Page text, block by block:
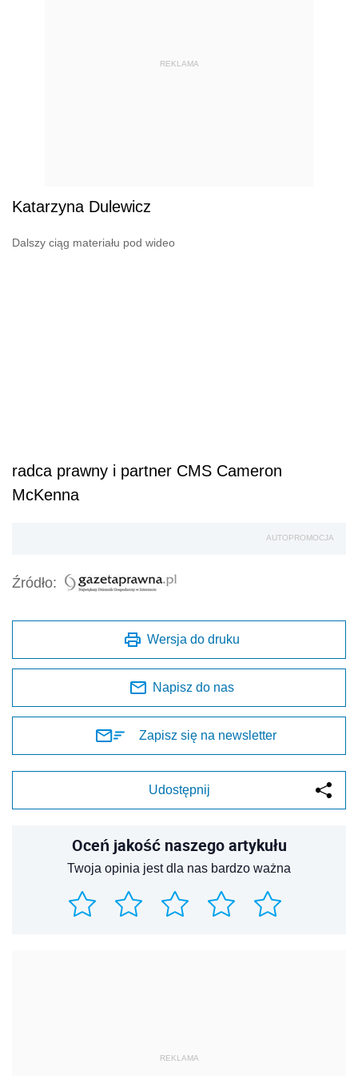
REKLAMA
Katarzyna Dulewicz
Dalszy ciąg materiału pod wideo
radca prawny i partner CMS Cameron
McKenna
AUTOPROMOCJA
Źródło:
Wersja do druku
Napisz do nas
Zapisz się na newsletter
Udostępnij
Oceń jakość naszego artykułu
Twoja opinia jest dla nas bardzo ważna
REKLAMA